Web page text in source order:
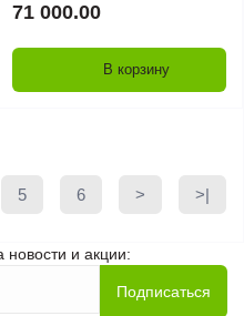
71 000.00
В корзину
5 6 > >|
новости и акции:
Подписаться